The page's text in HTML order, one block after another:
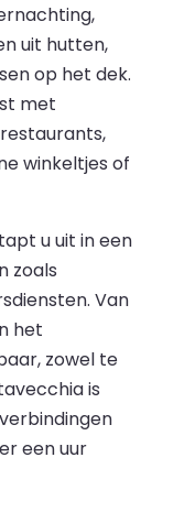
uit hutten,
op het dek.
met
winkeltjes of
u uit in een
zoals
Van
het
zowel te
is
een uur